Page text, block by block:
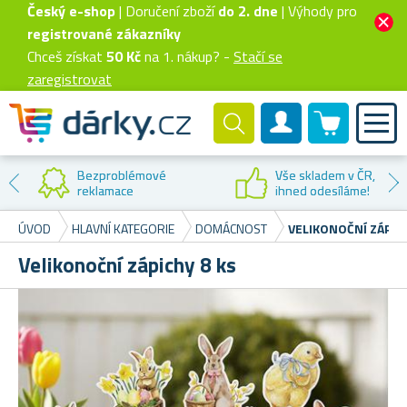
Český e-shop| Doručení zbožído 2. dne | Výhody pro
registrované zákazníky
Chceš získat 50 Kčna 1. nákup? - Stačí se
zaregistrovat
Zákaznický účet
0 produktů
Bezproblémové
reklamace
Vše skladem v ČR,
ihned odesíláme!
ÚVOD
HLAVNÍ KATEGORIE DOMÁCNOST VELIKONOČNÍ
Velikonoční zápichy 8 ks